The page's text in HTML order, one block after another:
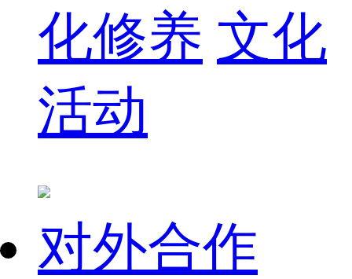
化修养 文化
活动
对外合作